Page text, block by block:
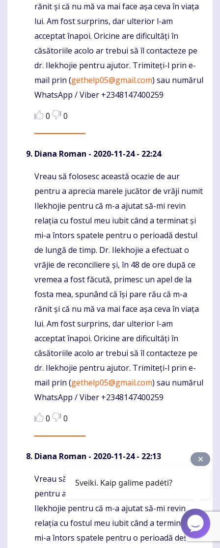
rănit și că nu mă va mai face așa ceva în viața
lui. Am fost surprins, dar ulterior l-am
acceptat înapoi. Oricine are dificultăți în
căsătoriile acolo ar trebui să îl contacteze pe
dr. Ilekhojie pentru ajutor. Trimiteți-l prin e-
mail prin (gethelp05@gmail.com) sau numărul
WhatsApp / Viber +2348147400259
0
0
Diana Roman - 2020-11-24 - 22:24
Komentaras
Vreau să folosesc această ocazie de aur
pentru a aprecia marele jucător de vrăji numit
Ilekhojie pentru că m-a ajutat să-mi revin
relația cu fostul meu iubit când a terminat și
mi-a întors spatele pentru o perioadă destul
de lungă de timp. Dr. Ilekhojie a efectuat o
vrăjie de reconciliere și, în 48 de ore după ce
vremea a fost făcută, primesc un apel de la
fosta mea, spunând că își pare rău că m-a
rănit și că nu mă va mai face așa ceva în viața
lui. Am fost surprins, dar ulterior l-am
acceptat înapoi. Oricine are dificultăți în
căsătoriile acolo ar trebui să îl contacteze pe
dr. Ilekhojie pentru ajutor. Trimiteți-l prin e-
mail prin (gethelp05@gmail.com) sau numărul
WhatsApp / Viber +2348147400259
0
0
Diana Roman - 2020-11-24 - 22:13
Komentaras
Vreau să folosesc această ocazie de aur
pentru a aprecia marele jucător de vrăji numit
Ilekhojie pentru că m-a ajutat să-mi revin
relația cu fostul meu iubit când a terminat și
mi-a întors spatele pentru o perioadă destul
Sveiki. Kaip galime padėti?